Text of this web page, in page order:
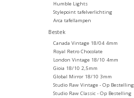
Humble Lights
Stylepoint tafelverlichting
Arca tafellampen
Bestek
Canada Vintage 18/04 4mm
Royal Retro Chocolate
London Vintage 18/10 4mm
Gioia 18/10 2,5mm
Global Mirror 18/10 3mm
Studio Raw Vintage - Op Bestelling
Studio Raw Classic - Op Bestelling